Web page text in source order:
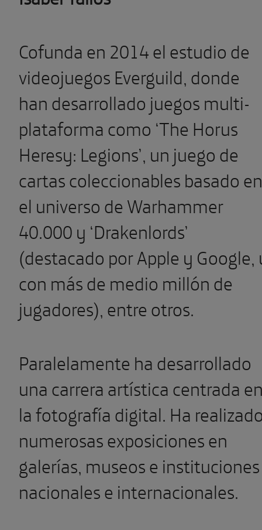
Cofunda en 2014 el estudio de
videojuegos Everguild, donde
han desarrollado juegos multi-
plataforma como ‘The Horus
Heresy: Legions’, un juego de
cartas coleccionables basado en
el universo de Warhammer
40.000 y ‘Drakenlords’
(destacado por Apple y Google,
con más de medio millón de
jugadores), entre otros.
Paralelamente ha desarrollado
una carrera artística centrada
la fotografía digital. Ha
numerosas exposiciones en
galerías, museos e instituciones
nacionales e internacionales.